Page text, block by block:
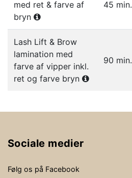
med ret & farve af
bryn
45 min.
Lash Lift & Brow
lamination med
farve af vipper inkl.
ret og farve bryn
90 min.
Sociale medier
Følg os på Facebook